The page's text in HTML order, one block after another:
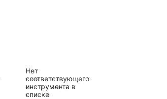
Нет
соответствующего
инструмента в
списке